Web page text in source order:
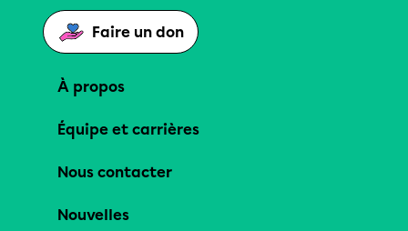
Faire un don
À propos
Équipe et carrières
Nous contacter
Nouvelles